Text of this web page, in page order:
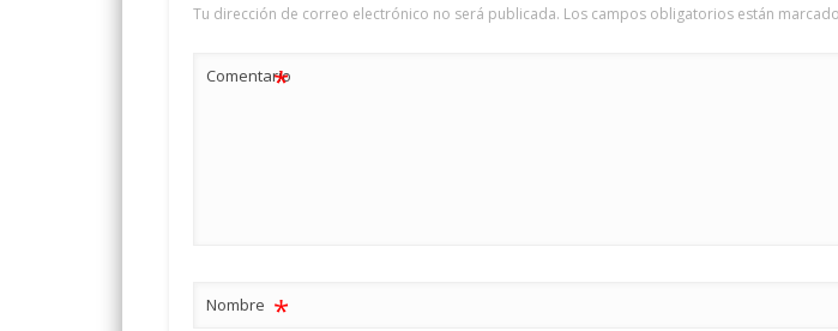
Tu dirección de correo electrónico no será publicada. Los campos obligatorios están
Comentario
*
Nombre *